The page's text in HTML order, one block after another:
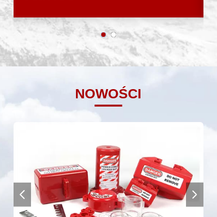
NOWOŚCI